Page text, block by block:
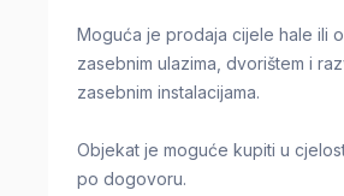
Moguća je prodaja cijele hale ili
zasebnim ulazima, dvorištem i
zasebnim instalacijama.
Objekat je moguće kupiti u
po dogovoru.